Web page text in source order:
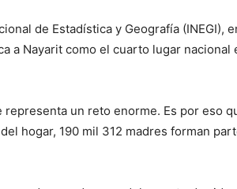
de Estadística y Geografía (INEGI),
a Nayarit como el cuarto lugar nacional
representa un reto enorme. Es por eso
hogar, 190 mil 312 madres forman